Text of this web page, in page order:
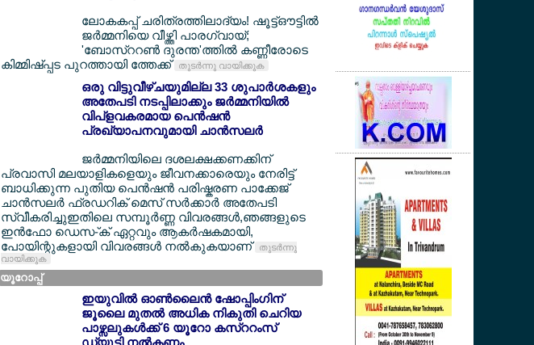
ലോകകപ്പ് ചരിത്രത്തിലാദ്യം! ഷൂട്ട്ഔട്ടില്‍
ജര്‍മ്മനിയെ വീഴ്ത്തി പാരഗ്വായ്;
'ബോസ്ററണ്‍ ദുരന്ത'ത്തില്‍ കണ്ണീരോടെ
കിമ്മിഷ്പ്പട പുറത്തായി ത്തേക്ക് തുടര്‍ന്നു വായിക്കുക
ഒരു വിട്ടുവീഴ്ചയുമില്ല 33 ശുപാര്‍ശകളും
അതേപടി നടപ്പിലാക്കും ജര്‍മ്മനിയില്‍
വിപ്ളവകരമായ പെന്‍ഷന്‍
പ്രഖ്യാപനവുമായി ചാന്‍സലര്‍
ജര്‍മ്മനിയിലെ ദശലക്ഷക്കണക്കിന്
പ്രവാസി മലയാളികളെയും ജീവനക്കാരെയും നേരിട്ട്
ബാധിക്കുന്ന പുതിയ പെന്‍ഷന്‍ പരിഷ്കരണ പാക്കേജ്
ചാന്‍സലര്‍ ഫ്രഡറിക് മെസ് സര്‍ക്കാര്‍ അതേപടി
സ്വീകരിച്ചുഇതിലെ സമ്പൂര്‍ണ്ണ വിവരങ്ങള്‍,ഞങ്ങളുടെ
ഇന്‍ഫോ ഡെസ-്ക് ഏറ്റവും ആകര്‍ഷകമായി,
പോയിന്റുകളായി വിവരങ്ങള്‍ നല്‍കുകയാണ് തുടര്‍ന്നു
വായിക്കുക
യൂറോപ്പ്
ഇയുവില്‍ ഓണ്‍ലൈന്‍ ഷോപ്പിംഗിന്
ജൂലൈ മുതല്‍ അധിക നികുതി ചെറിയ
പാഴ്സലുകള്‍ക്ക് 6 യൂറോ കസ്ററംസ്
ഡ്യൂട്ടി നല്‍കണം